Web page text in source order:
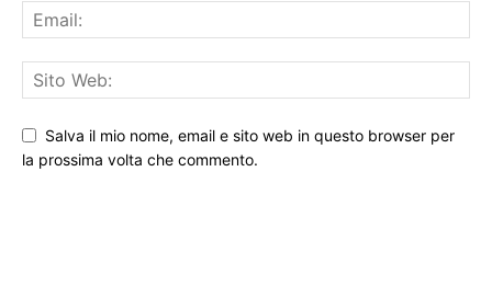
Salva il mio nome, email e sito web in questo browser per
la prossima volta che commento.